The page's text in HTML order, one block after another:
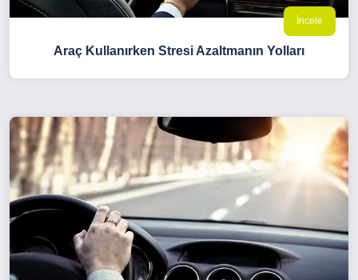
İncele
Araç Kullanırken Stresi Azaltmanın Yolları